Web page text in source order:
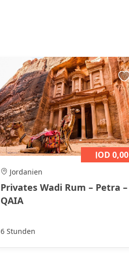
Jordanien
Privates Wadi Rum – Petra –
QAIA
JOD 0,00
6 Stunden